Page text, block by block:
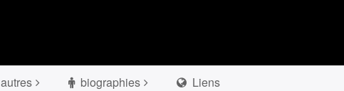
autres biographies Liens